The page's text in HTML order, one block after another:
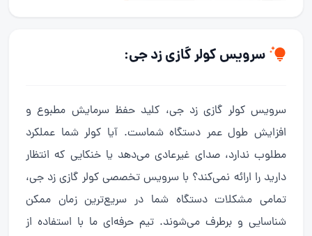
سرویس کولر گازیزد جی:
سرویس کولر گازی زد جی، کلید حفظ سرمایش مطبوع و
افزایش طول عمر دستگاه شماست. آیا کولر شما عملکرد
مطلوب ندارد، صدای غیرعادی می‌دهد یا خنکایی که انتظار
دارید را ارائه نمی‌کند؟ با سرویس تخصصی کولر گازی زد جی،
تمامی مشکلات دستگاه شما در سریع‌ترین زمان ممکن
شناسایی و برطرف می‌شوند. تیم حرفه‌ای ما با استفاده از